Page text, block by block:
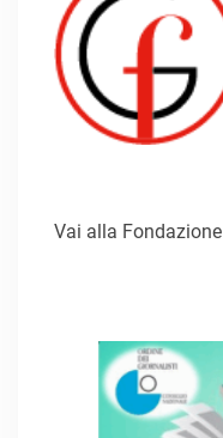
Vai alla Fondazione